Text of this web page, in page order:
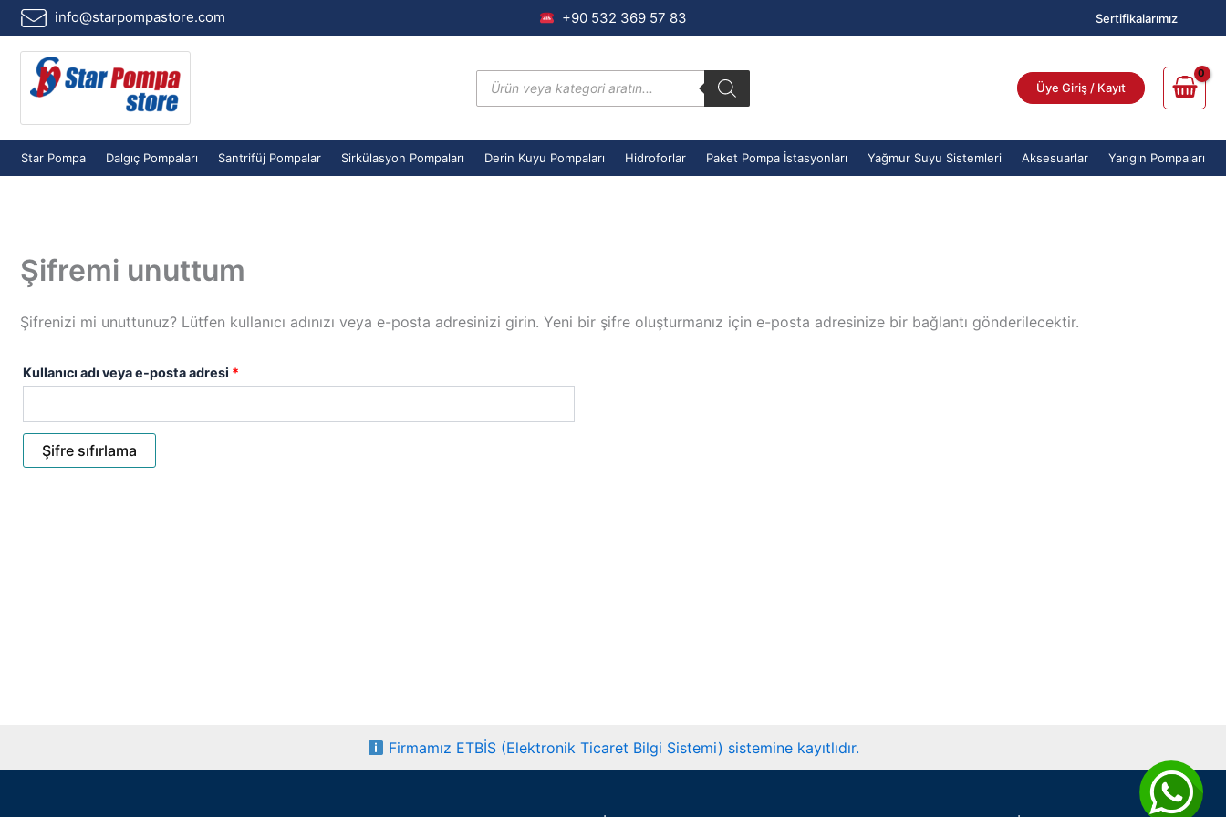
İçeriğe
atla
info@starpompastore.com +90 532 369 57 83 Sertifikalarımız
Products
search
Üye Giriş / Kayıt
Star Pompa Dalgıç Pompaları Santrifüj Pompalar Sirkülasyon Pompaları Derin Kuyu Pompaları Hidroforlar Paket Pompa İstasyonları Yağmur Suyu Sistemleri Aksesuarlar Yangın Pompaları
Şifremi unuttum
Şifrenizi mi unuttunuz? Lütfen kullanıcı adınızı veya e-posta adresinizi girin. Yeni bir şifre oluşturmanız için e-posta adresinize bir bağlantı gönderilecektir.
Kullanıcı adı veya e-posta adresi *
Şifre sıfırlama
Firmamız ETBİS (Elektronik Ticaret Bilgi Sistemi) sistemine kayıtlıdır.